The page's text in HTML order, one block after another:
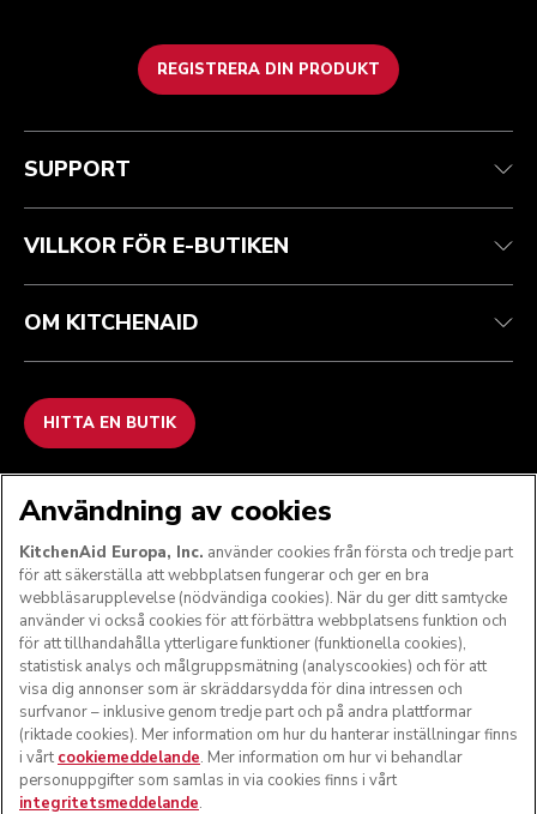
REGISTRERA DIN PRODUKT
Health Check
Spåra din beställning
Garanti och dokument
Vanliga frågor
Regler och villkor
Returer och återbetalningar
Imprint
ODR
Varumärket
Hitta en butik
SUPPORT
VILLKOR FÖR E-BUTIKEN
OM KITCHENAID
HITTA EN BUTIK
VI GODKÄNNER
FÖLJ OSS
Användning av cookies
KitchenAid Europa, Inc. använder cookies från första och tredje part
för att säkerställa att webbplatsen fungerar och ger en bra
webbläsarupplevelse (nödvändiga cookies). När du ger ditt samtycke
använder vi också cookies för att förbättra webbplatsens funktion och
för att tillhandahålla ytterligare funktioner (funktionella cookies),
statistisk analys och målgruppsmätning (analyscookies) och för att
visa dig annonser som är skräddarsydda för dina intressen och
surfvanor – inklusive genom tredje part och på andra plattformar
(riktade cookies). Mer information om hur du hanterar inställningar finns
i vårt cookiemeddelande. Mer information om hur vi behandlar
personuppgifter som samlas in via cookies finns i vårt
integritetsmeddelande.